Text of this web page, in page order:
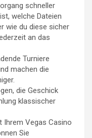
schneller
welche Dateien
wie du diese sicher
an das
Turniere
machen die
die Geschick
klassischer
Ihrem Vegas Casino
Sie